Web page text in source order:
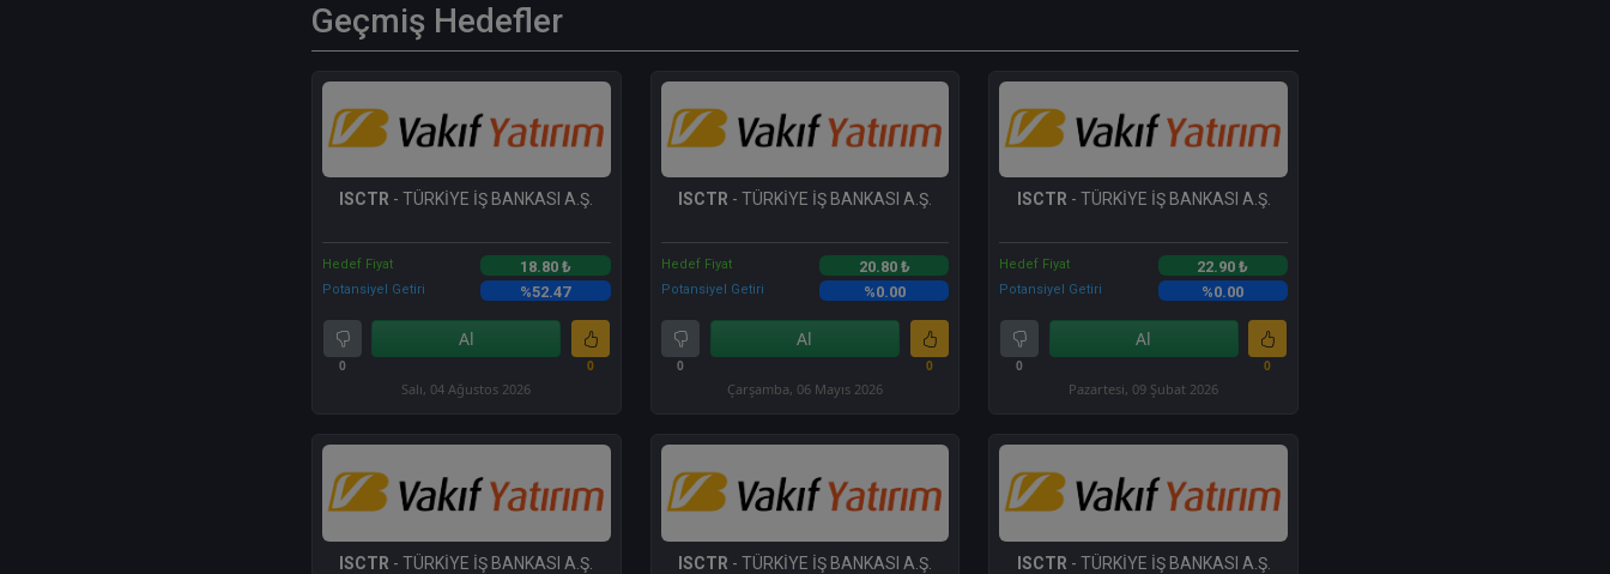
Geçmiş Hedefler
ISCTR - TÜRKİYE İŞ BANKASI A.Ş.
Hedef Fiyat 18.80 ₺
Potansiyel Getiri %52.47
0
Al
0
Salı, 04 Ağustos 2026
ISCTR - TÜRKİYE İŞ BANKASI A.Ş.
Hedef Fiyat 20.80 ₺
Potansiyel Getiri %0.00
0
Al
0
Çarşamba, 06 Mayıs 2026
ISCTR - TÜRKİYE İŞ BANKASI A.Ş.
Hedef Fiyat 22.90 ₺
Potansiyel Getiri %0.00
0
Al
0
Pazartesi, 09 Şubat 2026
ISCTR - TÜRKİYE İŞ BANKASI A.Ş. ISCTR - TÜRKİYE İŞ BANKASI A.Ş. ISCTR - TÜRKİYE İŞ BANKASI A.Ş.